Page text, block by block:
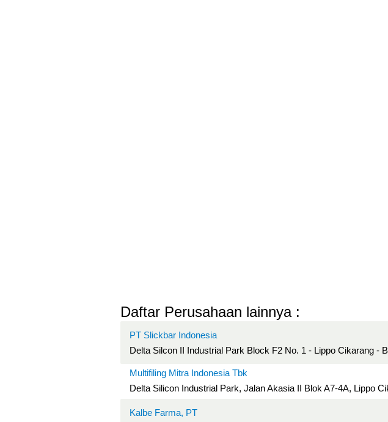
Daftar Perusahaan lainnya :
PT Slickbar Indonesia
Delta Silcon II Industrial Park Block F2 No. 1 - Lippo Cikarang -
Multifiling Mitra Indonesia Tbk
Delta Silicon Industrial Park, Jalan Akasia II Blok A7-4A, Lippo
Kalbe Farma, PT